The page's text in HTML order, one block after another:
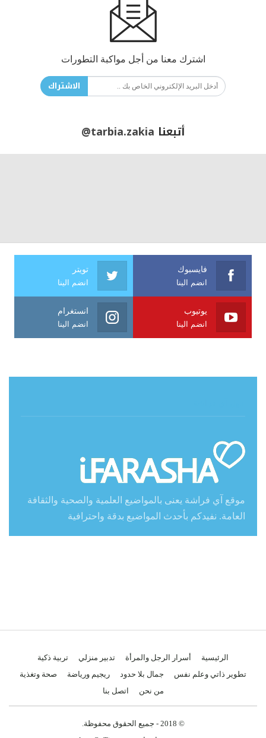
اشترك معنا من أجل مواكبة التطورات
الاشتراك
أتبعنا @tarbia.zakia
فايسبوك
انضم الينا
تويتر
انضم الينا
يوتيوب
انضم الينا
انستغرام
انضم الينا
موقع آي فراشة يعنى بالمواضيع العلمية والصحية والثقافة
العامة. نفيدكم بأحدث المواضيع بدقة واحترافية
الرئيسية أسرار الرجل والمرأة تدبير منزلي
تربية ذكية
تطوير ذاتي وعلم نفس
جمال بلا حدود ريجيم ورياضة
صحة وتغذية
من نحن
اتصل بنا
© 2018 - جميع الحقوق محفوظة.